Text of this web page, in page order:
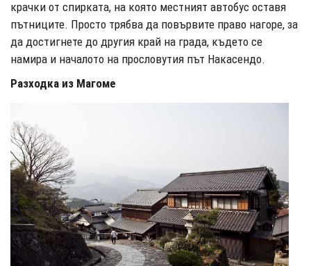
крачки от спирката, на която местният автобус оставя
пътниците. Просто трябва да повървите право нагоре, за
да достигнете до другия край на града, където се
намира и началото на прословутия път Накасендо.
Разходка из Магоме